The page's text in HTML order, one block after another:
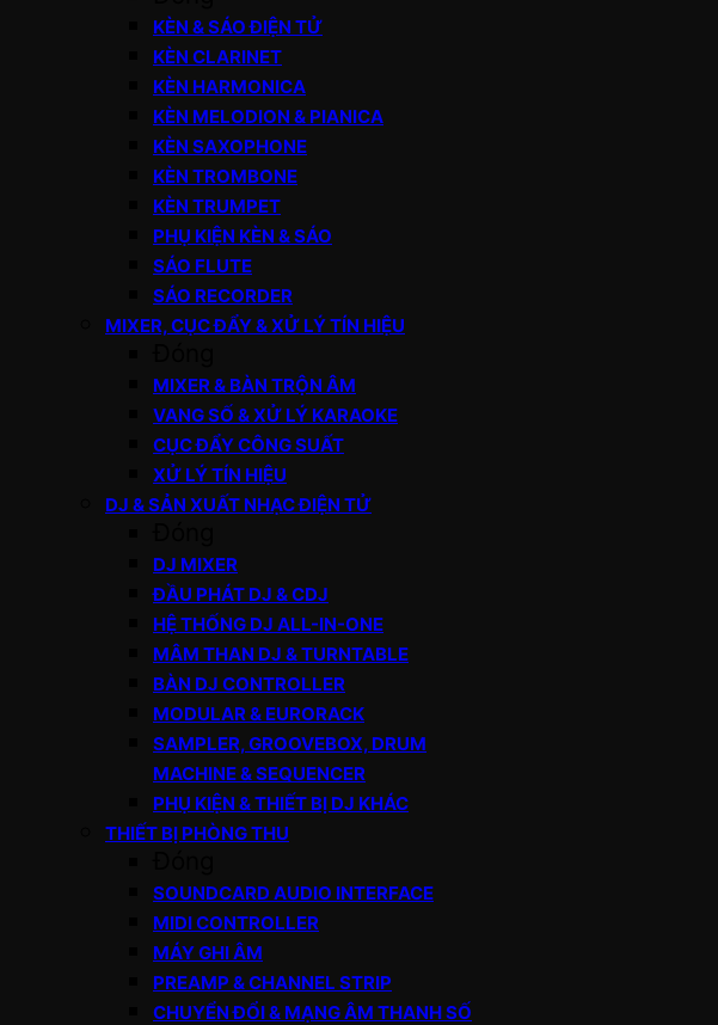
KÈN & SÁO ĐIỆN TỬ
KÈN CLARINET
KÈN HARMONICA
KÈN MELODION & PIANICA
KÈN SAXOPHONE
KÈN TROMBONE
KÈN TRUMPET
PHỤ KIỆN KÈN & SÁO
SÁO FLUTE
SÁO RECORDER
MIXER, CỤC ĐẨY & XỬ LÝ TÍN HIỆU
MIXER & BÀN TRỘN ÂM
VANG SỐ & XỬ LÝ KARAOKE
CỤC ĐẨY CÔNG SUẤT
XỬ LÝ TÍN HIỆU
DJ & SẢN XUẤT NHẠC ĐIỆN TỬ
DJ MIXER
ĐẦU PHÁT DJ & CDJ
HỆ THỐNG DJ ALL-IN-ONE
MÂM THAN DJ & TURNTABLE
BÀN DJ CONTROLLER
MODULAR & EURORACK
SAMPLER, GROOVEBOX, DRUM
MACHINE & SEQUENCER
PHỤ KIỆN & THIẾT BỊ DJ KHÁC
THIẾT BỊ PHÒNG THU
SOUNDCARD AUDIO INTERFACE
MIDI CONTROLLER
MÁY GHI ÂM
PREAMP & CHANNEL STRIP
CHUYỂN ĐỔI & MẠNG ÂM THANH SỐ